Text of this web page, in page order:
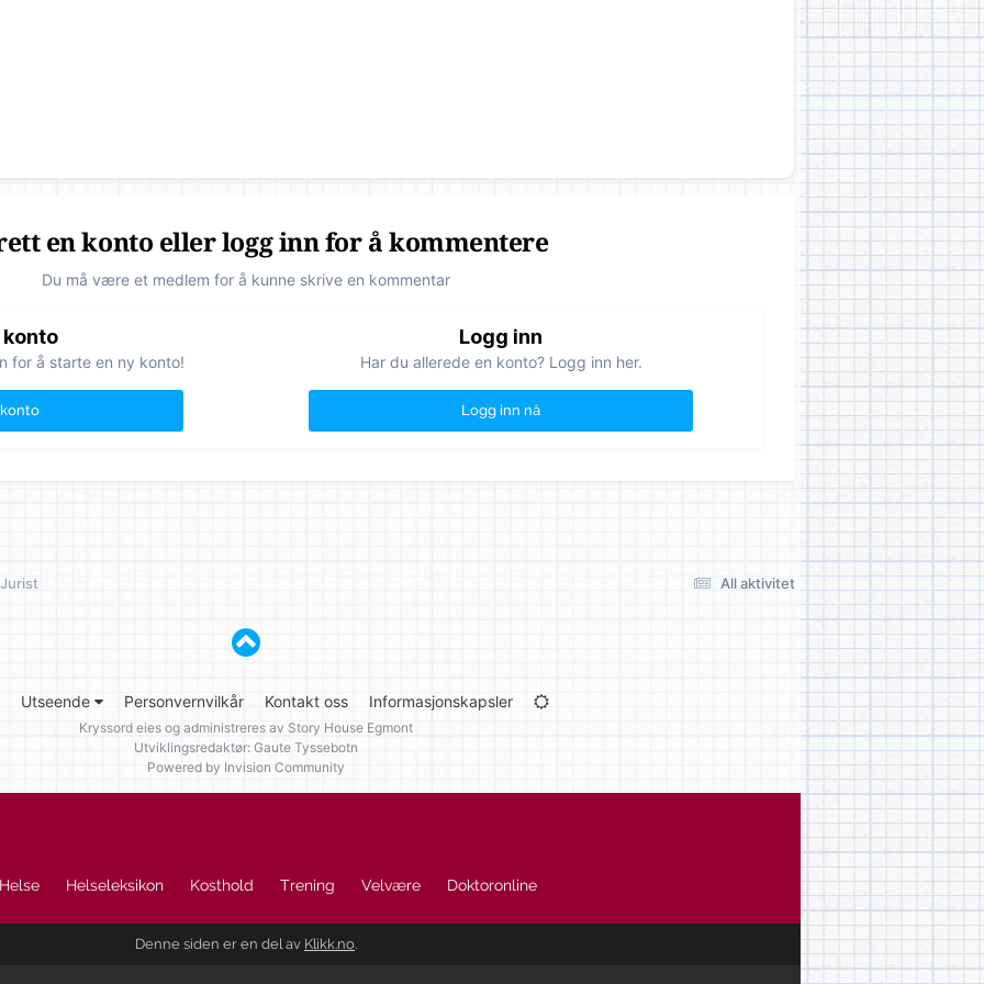
en konto eller logg inn for å kommentere
Du må være et medlem for å kunne skrive en kommentar
for å starte en ny konto!
Logg inn
Har du allerede en konto? Logg inn her.
Logg inn nå
All aktivitet
Utseende Personvernvilkår Kontakt oss Informasjonskapsler
Kryssord eies og administreres av Story House Egmont
Utviklingsredaktør: Gaute Tyssebotn
Powered by Invision Community
Helse Helseleksikon Kosthold Trening Velvære Doktoronline
Denne siden er en del av Klikk.no.